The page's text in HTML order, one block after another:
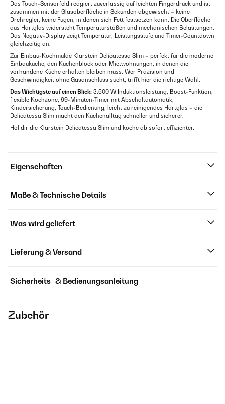
Das Touch-Sensorfeld reagiert zuverlässig auf leichten Fingerdruck und ist
zusammen mit der Glasoberfläche in Sekunden abgewischt – keine
Drehregler, keine Fugen, in denen sich Fett festsetzen kann. Die Oberfläche
aus Hartglas widersteht Temperaturstößen und mechanischen Belastungen.
Das Negativ-Display zeigt Temperatur, Leistungsstufe und Timer-Countdown
gleichzeitig an.
Zur Einbau-Kochmulde Klarstein Delicatessa Slim – perfekt für die moderne
Einbauküche, den Küchenblock oder Mietwohnungen, in denen die
vorhandene Küche erhalten bleiben muss. Wer Präzision und
Geschwindigkeit ohne Gasanschluss sucht, trifft hier die richtige Wahl.
Das Wichtigste auf einen Blick: 3.500 W Induktionsleistung, Boost-Funktion,
flexible Kochzone, 99-Minuten-Timer mit Abschaltautomatik,
Kindersicherung, Touch-Bedienung, leicht zu reinigendes Hartglas – die
Delicatessa Slim macht den Küchenalltag schneller und sicherer.
Hol dir die Klarstein Delicatessa Slim und koche ab sofort effizienter.
Eigenschaften
Maße & Technische Details
Was wird geliefert
Lieferung & Versand
Sicherheits- & Bedienungsanleitung
Zubehör